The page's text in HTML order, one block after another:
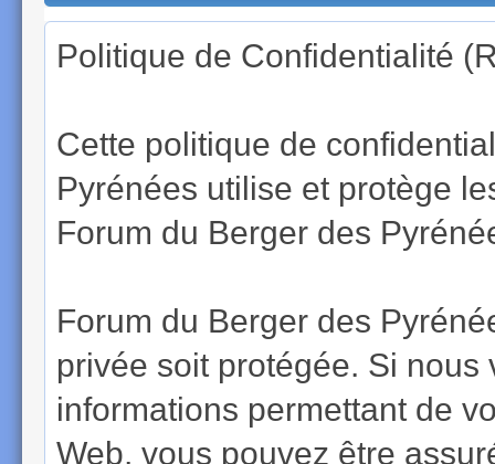
Politique de Confidentialité
Cette politique de
Pyrénées utilise et protège
Forum du Berger des
Forum du Berger des
privée soit protégée. Si
informations permettant de
Web, vous pouvez être